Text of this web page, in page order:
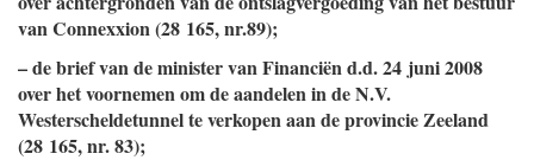
van Connexxion (28 165, nr.89);
– de brief van de minister van Financiën d.d. 24 juni 2008
over het voornemen om de aandelen in de N.V.
Westerscheldetunnel te verkopen aan de provincie Zeeland
(28 165, nr. 83);